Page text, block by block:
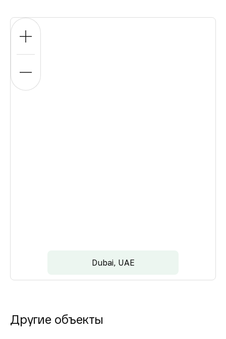
Dubai, UAE
Другие объекты